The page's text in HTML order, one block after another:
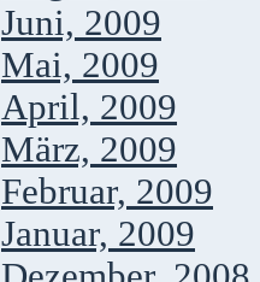
Juni, 2009
Mai, 2009
April, 2009
März, 2009
Februar, 2009
Januar, 2009